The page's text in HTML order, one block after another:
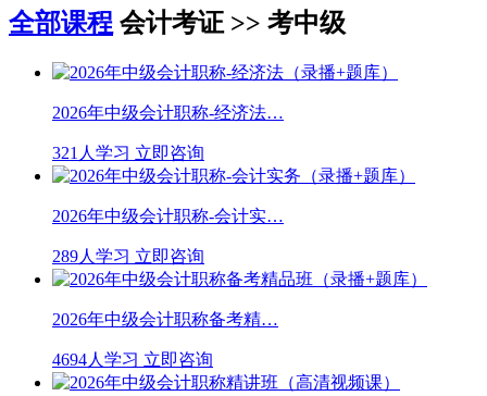
全部课程 会计考证 >> 考中级
2026年中级会计职称-经济法…
321人学习 立即咨询
2026年中级会计职称-会计实…
289人学习 立即咨询
2026年中级会计职称备考精…
4694人学习 立即咨询